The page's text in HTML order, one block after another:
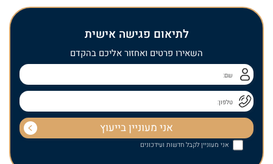
לתיאום פגישה אישית
השאירו פרטים ואחזור אליכם בהקדם
אני מעוניין לקבל חדשות ועידכונים